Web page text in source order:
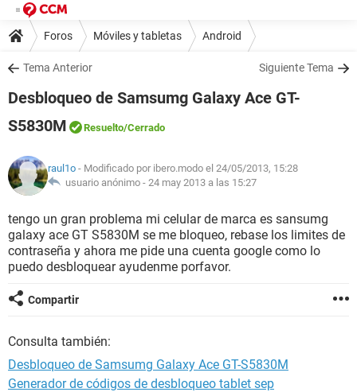
Foros Móviles y tabletas Android
Tema Anterior Siguiente Tema
Desbloqueo de Samsumg Galaxy Ace GT-
S5830M
Resuelto/Cerrado
raul1o - Modificado por ibero.modo el 24/05/2013, 15:28
usuario anónimo - 24 may 2013 a las 15:27
tengo un gran problema mi celular de marca es sansumg
galaxy ace GT S5830M se me bloqueo, rebase los limites de
contraseña y ahora me pide una cuenta google como lo
puedo desbloquear ayudenme porfavor.
Compartir
Consulta también:
Desbloqueo de Samsumg Galaxy Ace GT-S5830M
Generador de códigos de desbloqueo tablet sep